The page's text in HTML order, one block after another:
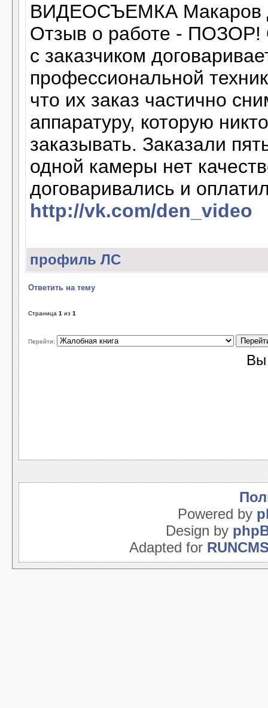
ВИДЕОСЪЕМКА
Отзыв о работе - ПОЗОР!
с заказчиком
профессиональной
что их заказ частично
аппаратуру, которую
заказывать. Заказали
одной камеры нет
договаривались и
http://vk.com/den_video
профиль ЛС
Ответить на тему
Страница 1 из 1
Перейти:
Powered by
Design by
Adapted for